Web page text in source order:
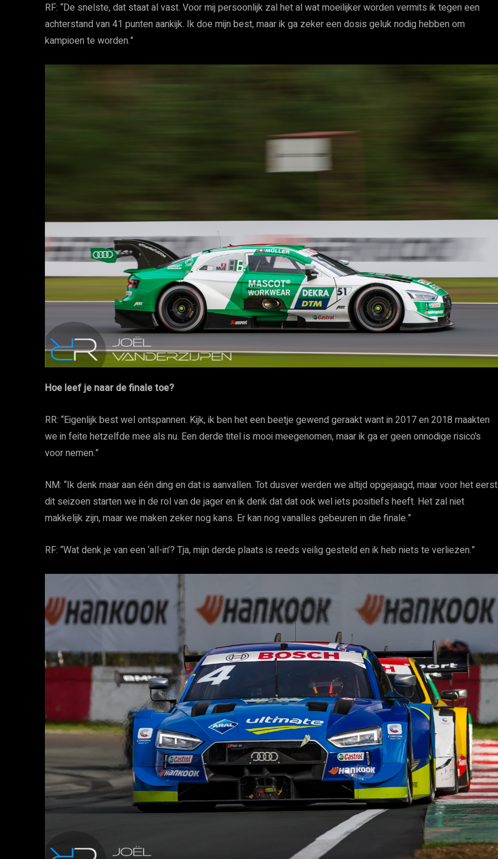
RF: “De snelste, dat staat al vast. Voor mij persoonlijk zal het al wat moeilijker worden vermits ik tegen een
achterstand van 41 punten aankijk. Ik doe mijn best, maar ik ga zeker een dosis geluk nodig hebben om
kampioen te worden.”
Hoe leef je naar de finale toe?
RR: “Eigenlijk best wel ontspannen. Kijk, ik ben het een beetje gewend geraakt want in 2017 en 2018 maakten
we in feite hetzelfde mee als nu. Een derde titel is mooi meegenomen, maar ik ga er geen onnodige risico’s
voor nemen.”
NM: “Ik denk maar aan één ding en dat is aanvallen. Tot dusver werden we altijd opgejaagd, maar voor het eerst
dit seizoen starten we in de rol van de jager en ik denk dat dat ook wel iets positiefs heeft. Het zal niet
makkelijk zijn, maar we maken zeker nog kans. Er kan nog vanalles gebeuren in die finale.”
RF: “Wat denk je van een ‘all-in’? Tja, mijn derde plaats is reeds veilig gesteld en ik heb niets te verliezen.”